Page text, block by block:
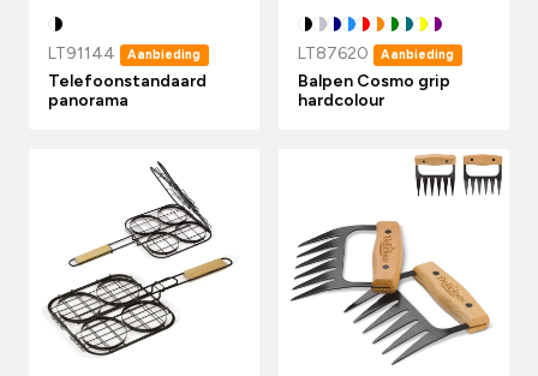
LT91144 Aanbieding
Telefoonstandaard
panorama
LT87620 Aanbieding
Balpen Cosmo grip
hardcolour